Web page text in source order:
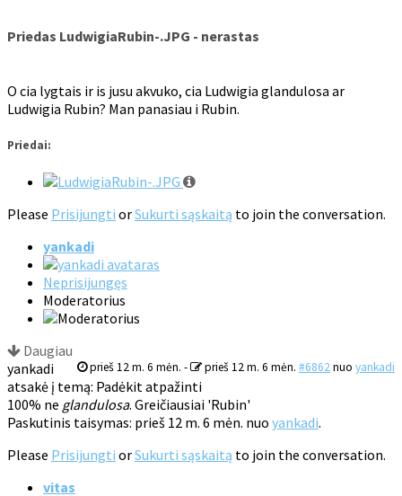
Priedas LudwigiaRubin-.JPG - nerastas
O cia lygtais ir is jusu akvuko, cia Ludwigia glandulosa ar
Ludwigia Rubin? Man panasiau i Rubin.
Priedai:
Please Prisijungti orSukurti sąskaitą to join the conversation.
yankadi
Neprisijungęs
Moderatorius
Daugiau
prieš 12 m. 6 mėn. - prieš 12 m. 6 mėn. #6862nuo yankadi
yankadi
atsakė į temą: Padėkit atpažinti
100% ne glandulosa. Greičiausiai 'Rubin'
Paskutinis taisymas: prieš 12 m. 6 mėn. nuo yankadi.
Please Prisijungti orSukurti sąskaitą to join the conversation.
vitas